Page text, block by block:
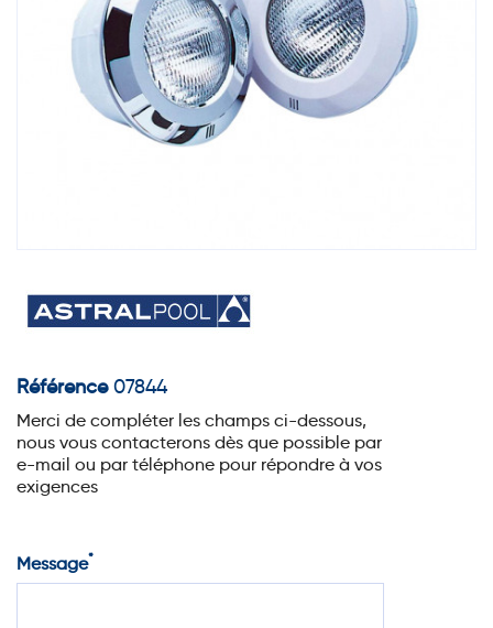
Référence 07844
Merci de compléter les champs ci-dessous,
nous vous contacterons dès que possible par
e-mail ou par téléphone pour répondre à vos
exigences
Message*